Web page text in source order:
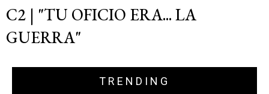
C2 | "TU OFICIO ERA... LA
GUERRA"
TRENDING